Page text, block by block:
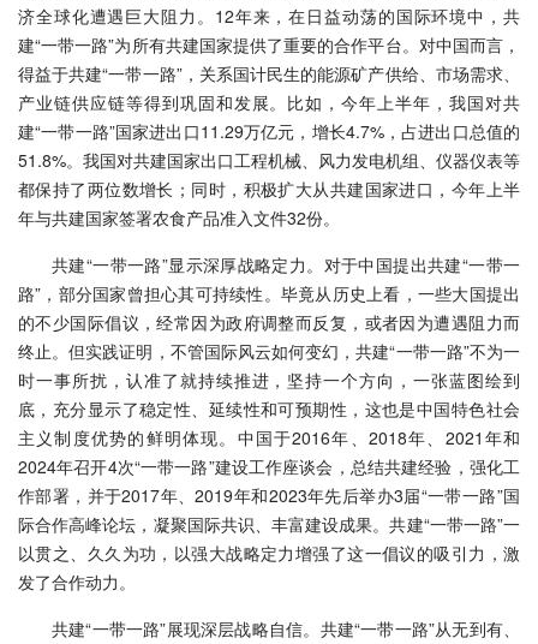
济全球化遭遇巨大阻力。12年来，在日益动荡的国际环境中，共
建“一带一路”为所有共建国家提供了重要的合作平台。对中国而言，
得益于共建“一带一路”，关系国计民生的能源矿产供给、市场需求、
产业链供应链等得到巩固和发展。比如，今年上半年，我国对共
建“一带一路”国家进出口11.29万亿元，增长4.7%，占进出口总值的
51.8%。我国对共建国家出口工程机械、风力发电机组、仪器仪表等
都保持了两位数增长；同时，积极扩大从共建国家进口，今年上半
年与共建国家签署农食产品准入文件32份。
共建“一带一路”显示深厚战略定力。对于中国提出共建“一带一
路”，部分国家曾担心其可持续性。毕竟从历史上看，一些大国提出
的不少国际倡议，经常因为政府调整而反复，或者因为遭遇阻力而
终止。但实践证明，不管国际风云如何变幻，共建“一带一路”不为一
时一事所扰，认准了就持续推进，坚持一个方向，一张蓝图绘到
底，充分显示了稳定性、延续性和可预期性，这也是中国特色社会
主义制度优势的鲜明体现。中国于2016年、2018年、2021年和
2024年召开4次“一带一路”建设工作座谈会，总结共建经验，强化工
作部署，并于2017年、2019年和2023年先后举办3届“一带一路”国
际合作高峰论坛，凝聚国际共识、丰富建设成果。共建“一带一路”一
以贯之、久久为功，以强大战略定力增强了这一倡议的吸引力，激
发了合作动力。
共建“一带一路”展现深层战略自信。共建“一带一路”从无到有、